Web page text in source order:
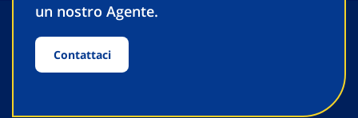
un nostro Agente.
Contattaci